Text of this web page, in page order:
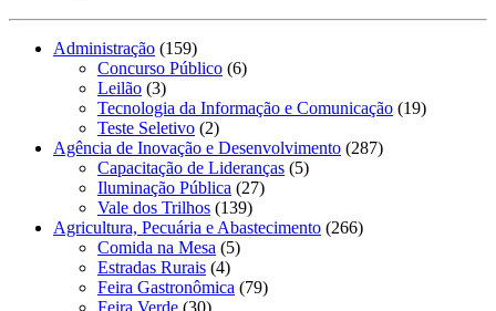
Administração (159)
Concurso Público (6)
Leilão (3)
Tecnologia da Informação e Comunicação (19)
Teste Seletivo (2)
Agência de Inovação e Desenvolvimento (287)
Capacitação de Lideranças (5)
Iluminação Pública (27)
Vale dos Trilhos (139)
Agricultura, Pecuária e Abastecimento (266)
Comida na Mesa (5)
Estradas Rurais (4)
Feira Gastronômica (79)
Feira Verde (30)